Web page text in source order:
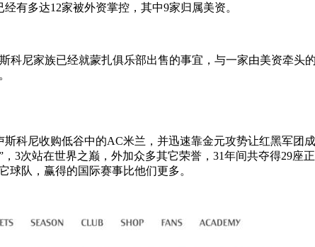
有多达12家被外资掌控，其中9家归属美资。
科尼家族已经就蒙扎俱乐部出售的事宜，与一家由美资牵
斯科尼收购低谷中的AC米兰，并迅速靠金元攻势让红黑军
3次站在世界之巅，外加众多其它荣誉，31年间共夺得29
球队，赢得的国际赛事比他们更多。